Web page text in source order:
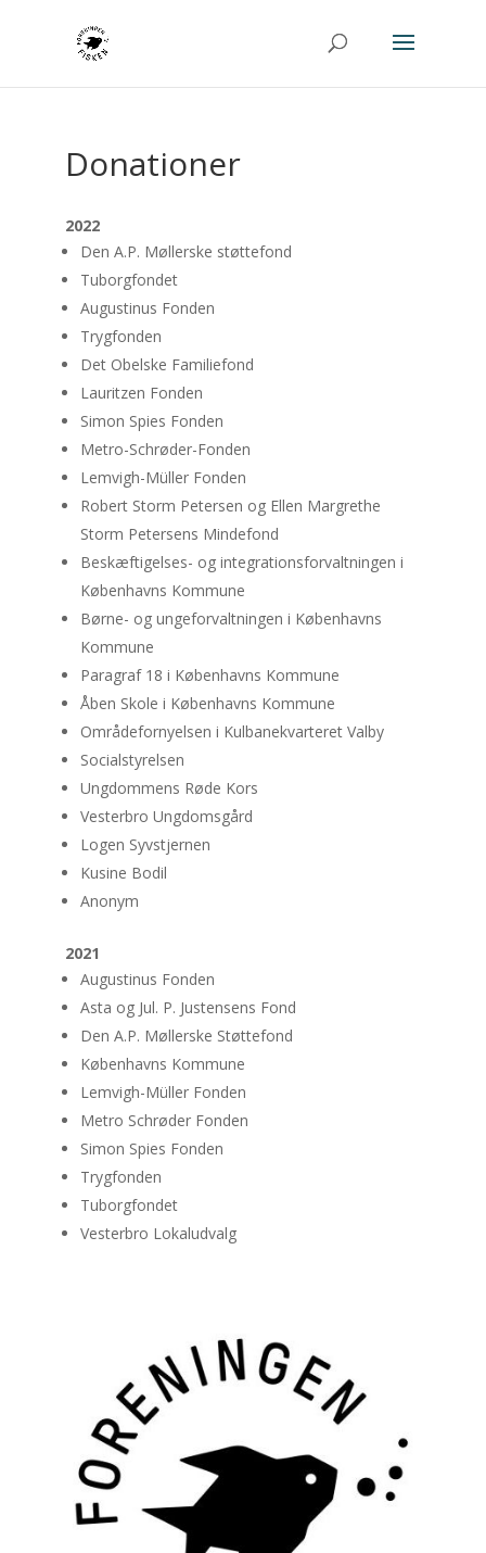
Donationer
2022
Den A.P. Møllerske støttefond
Tuborgfondet
Augustinus Fonden
Trygfonden
Det Obelske Familiefond
Lauritzen Fonden
Simon Spies Fonden
Metro-Schrøder-Fonden
Lemvigh-Müller Fonden
Robert Storm Petersen og Ellen Margrethe
Storm Petersens Mindefond
Beskæftigelses- og integrationsforvaltningen i
Københavns Kommune
Børne- og ungeforvaltningen i Københavns
Kommune
Paragraf 18 i Københavns Kommune
Åben Skole i Københavns Kommune
Områdefornyelsen i Kulbanekvarteret Valby
Socialstyrelsen
Ungdommens Røde Kors
Vesterbro Ungdomsgård
Logen Syvstjernen
Kusine Bodil
Anonym
2021
Augustinus Fonden
Asta og Jul. P. Justensens Fond
Den A.P. Møllerske Støttefond
Københavns Kommune
Lemvigh-Müller Fonden
Metro Schrøder Fonden
Simon Spies Fonden
Trygfonden
Tuborgfondet
Vesterbro Lokaludvalg